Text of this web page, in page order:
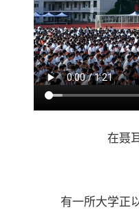
在聂
有一所大学正